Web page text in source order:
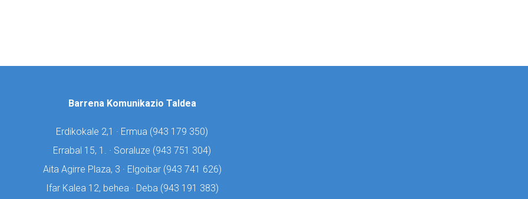
Barrena Komunikazio Taldea
Erdikokale 2,1 · Ermua (943 179 350)
Errabal 15, 1. · Soraluze (943 751 304)
Aita Agirre Plaza, 3 · Elgoibar (943 741 626)
Ifar Kalea 12, behea · Deba (943 191 383)